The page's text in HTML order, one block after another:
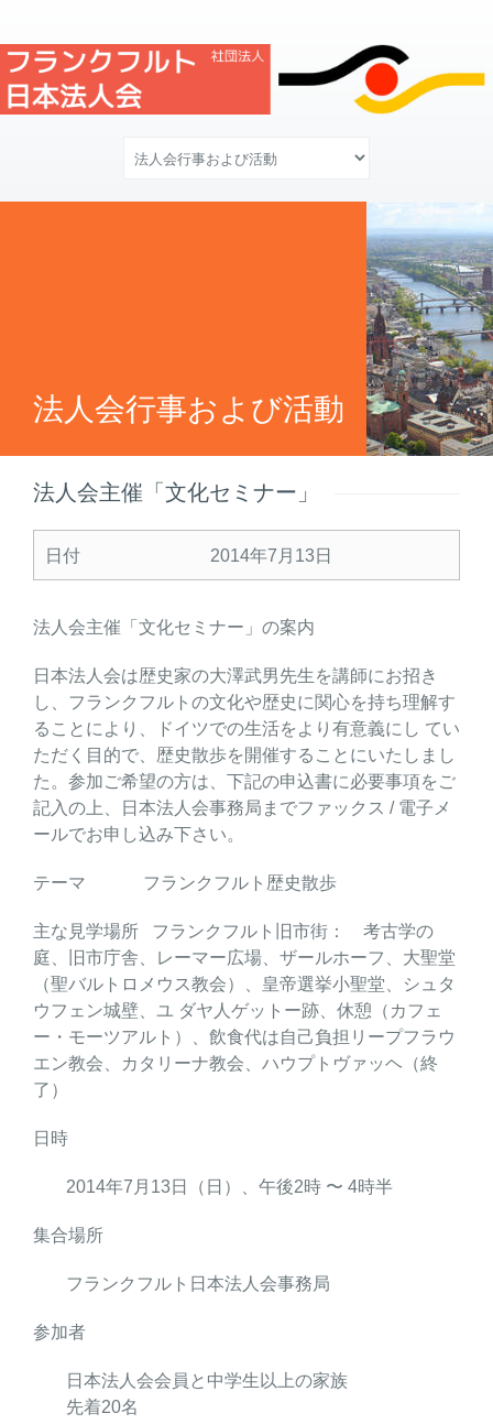
法人会行事および活動
法人会主催「文化セミナー」
日付 2014年7月13日
法人会主催「文化セミナー」の案内
日本法人会は歴史家の大澤武男先生を講師にお招き
し、フランクフルトの文化や歴史に関心を持ち理解す
ることにより、ドイツでの生活をより有意義にし てい
ただく目的で、歴史散歩を開催することにいたしまし
た。参加ご希望の方は、下記の申込書に必要事項をご
記入の上、日本法人会事務局までファックス / 電子メ
ールでお申し込み下さい。
テーマ フランクフルト歴史散歩
主な見学場所 フランクフルト旧市街： 考古学の
庭、旧市庁舎、レーマー広場、ザールホーフ、大聖堂
（聖バルトロメウス教会）、皇帝選挙小聖堂、シュタ
ウフェン城壁、ユ ダヤ人ゲットー跡、休憩（カフェ
ー・モーツアルト）、飲食代は自己負担リープフラウ
エン教会、カタリーナ教会、ハウプトヴァッヘ（終
了）
日時
2014年7月13日（日）、午後2時 〜 4時半
集合場所
フランクフルト日本法人会事務局
参加者
日本法人会会員と中学生以上の家族
先着20名